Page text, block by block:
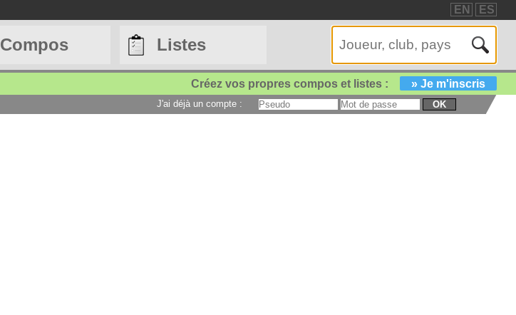
EN ES
Compos Listes
Créez vos propres compos et listes : » Je m'inscris
J'ai déjà un compte : OK